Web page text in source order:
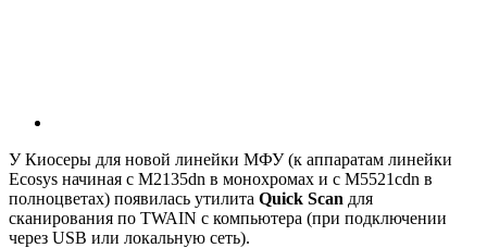
У Киосеры для новой линейки МФУ (к аппаратам линейки
Ecosys начиная с M2135dn в монохромах и с M5521cdn в
полноцветах) появилась утилита Quick Scan для
сканирования по TWAIN с компьютера (при подключении
через USB или локальную сеть).